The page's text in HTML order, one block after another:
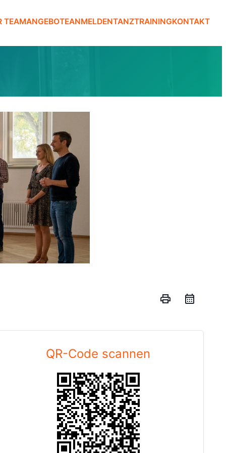
TEAMANGEBOTEANMELDENTANZTRAININGKONTAKT
print
QR-Code scannen